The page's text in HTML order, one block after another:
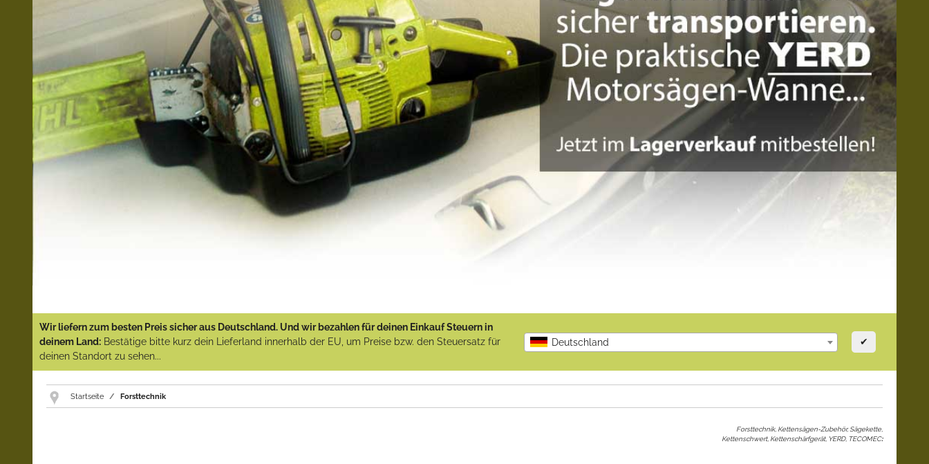
Wir liefern zum besten Preis sicher aus Deutschland. Und wir bezahlen für deinen Einkauf Steuern in
deinem Land: Bestätige bitte kurz dein Lieferland innerhalb der EU, um Preise bzw. den Steuersatz für
deinen Standort zu sehen...
Deutschland ✔
Startseite Forsttechnik
Forsttechnik, Kettensägen-Zubehör, Sägekette,
Kettenschwert, Kettenschärfgerät, YERD, TECOMEC: